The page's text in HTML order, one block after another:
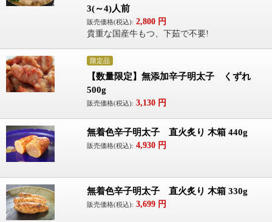
3(～4)人前
販売価格(税込): 2,800 円
貴重な国産牛もつ、下茹で不要!
限定品
【数量限定】無添加辛子明太子 くずれ
500g
販売価格(税込): 3,130 円
無着色辛子明太子 直火炙り 木箱 440g
販売価格(税込): 4,930 円
無着色辛子明太子 直火炙り 木箱 330g
販売価格(税込): 3,699 円